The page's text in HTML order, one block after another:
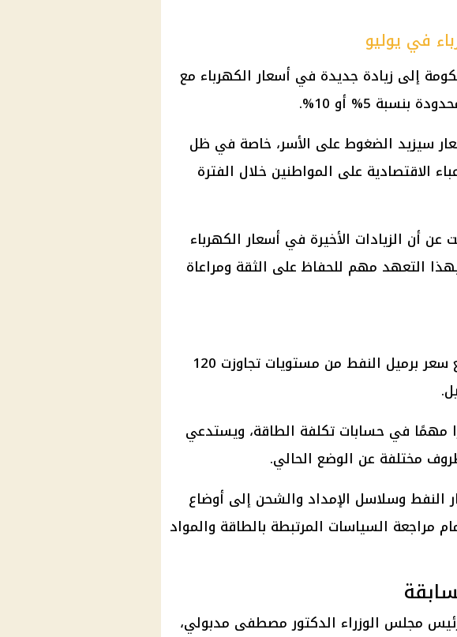
في يوليو
إلى زيادة جديدة في أسعار الكهرباء مع
5% أو 10%.
سيزيد الضغوط على الأسر، خاصة في ظل
الاقتصادية على المواطنين خلال الفترة
أن الزيادات الأخيرة في أسعار الكهرباء
بهذا التعهد مهم للحفاظ على الثقة ومراعاة
استند بكري في مطالبته إلى تراجع سعر برميل النفط من مستويات تجاوزت 120
مهمًا في حسابات تكلفة الطاقة، ويستدعي
مختلفة عن الوضع الحالي.
وسلاسل الإمداد والشحن إلى أوضاع
مراجعة السياسات المرتبطة بالطاقة والمواد
مجلس الوزراء الدكتور مصطفى مدبولي،